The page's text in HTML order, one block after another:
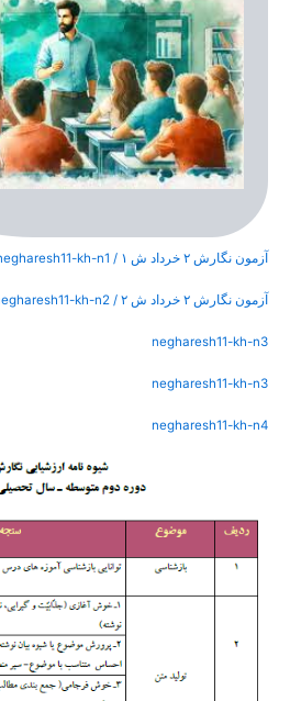
آزمون نگارش ۲ خرداد ش ۱ / negharesh11-kh-n1
آزمون نگارش ۲ خرداد ش ۲ / negharesh11-kh-n2
negharesh11-kh-n3
negharesh11-kh-n3
negharesh11-kh-n4